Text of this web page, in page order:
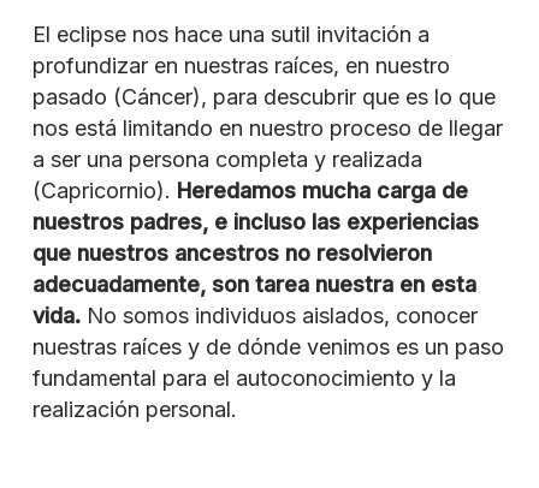
El eclipse nos hace una sutil invitación a
profundizar en nuestras raíces, en nuestro
pasado (Cáncer), para descubrir que es lo que
nos está limitando en nuestro proceso de llegar
a ser una persona completa y realizada
(Capricornio). Heredamos mucha carga de
nuestros padres, e incluso las experiencias
que nuestros ancestros no resolvieron
adecuadamente, son tarea nuestra en esta
vida.No somos individuos aislados, conocer
nuestras raíces y de dónde venimos es un paso
fundamental para el autoconocimiento y la
realización personal.